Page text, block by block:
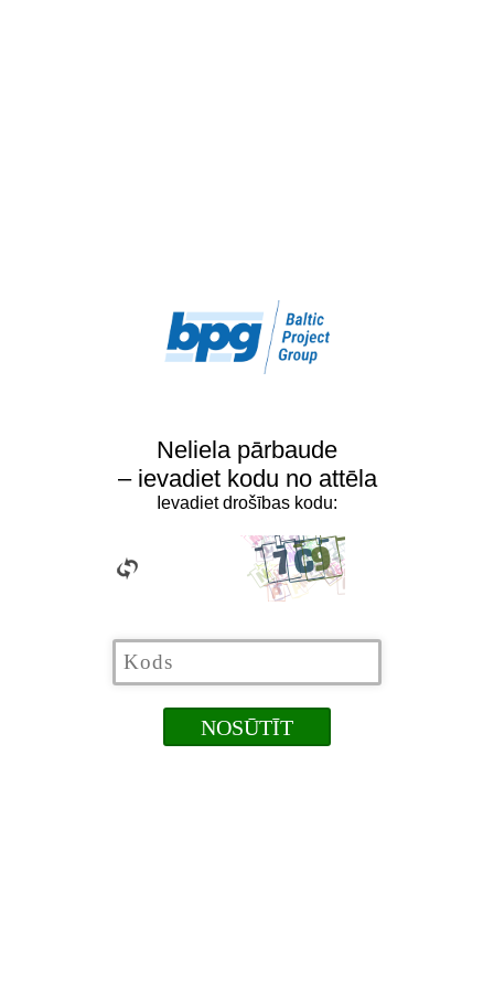
Neliela pārbaude
– ievadiet kodu no attēla
Ievadiet drošības kodu: